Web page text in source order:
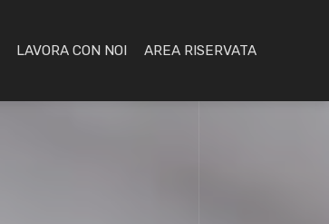
LAVORA CON NOI AREA RISERVATA